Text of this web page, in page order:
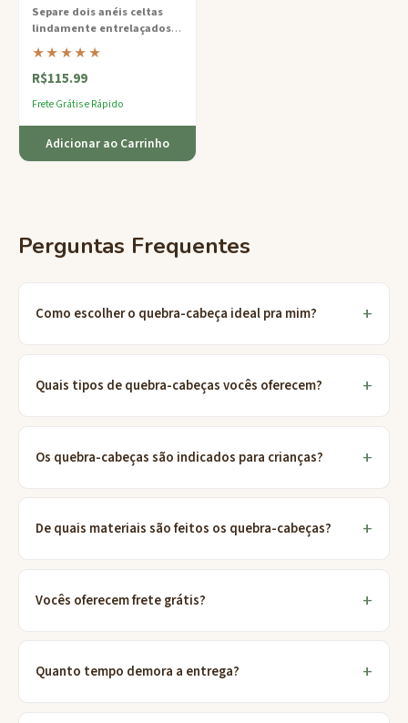
Desafio de Anéis Médio
Separe dois anéis celtas
lindamente entrelaçados—
um quebra-cabeça de metal
de dificuldade média feito de
liga de zinco sólida.
★★★★★
R$115.99
Frete Grátis e Rápido
Adicionar ao Carrinho
Perguntas Frequentes
Como escolher o quebra-cabeça ideal pra mim?
Quais tipos de quebra-cabeças vocês oferecem?
Os quebra-cabeças são indicados para crianças?
De quais materiais são feitos os quebra-cabeças?
Vocês oferecem frete grátis?
Quanto tempo demora a entrega?